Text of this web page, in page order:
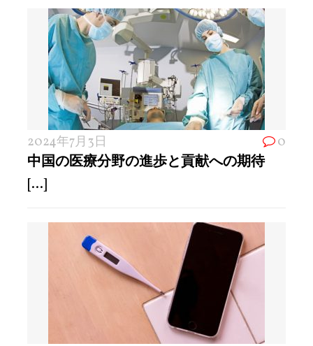
2024年7月3日 0
中国の医療分野の進歩と貢献への期待
[...]